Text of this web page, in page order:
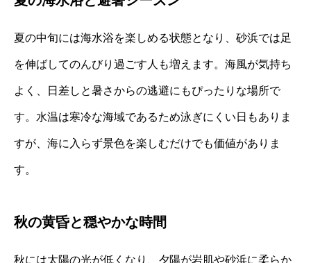
夏の中旬には海水浴を楽しめる状態となり、砂浜では足
を伸ばしてのんびり過ごす人も増えます。海風が気持ち
よく、日差しと暑さからの逃避にもぴったりな場所で
す。水温は寒冷な海域であるため泳ぎにくい日もありま
すが、海に入らず景色を楽しむだけでも価値がありま
す。
秋の黄昏と穏やかな時間
秋には太陽の光が低くなり、夕陽が岩肌や砂浜に柔らか